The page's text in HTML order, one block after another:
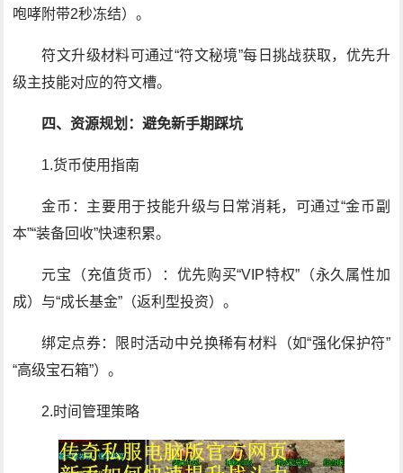
咆哮附带2秒冻结）。
符文升级材料可通过“符文秘境”每日挑战获取，优先升
级主技能对应的符文槽。
四、资源规划：避免新手期踩坑
1.货币使用指南
金币：主要用于技能升级与日常消耗，可通过“金币副
本”“装备回收”快速积累。
元宝（充值货币）：优先购买“VIP特权”（永久属性加
成）与“成长基金”（返利型投资）。
绑定点券：限时活动中兑换稀有材料（如“强化保护符”
“高级宝石箱”）。
2.时间管理策略